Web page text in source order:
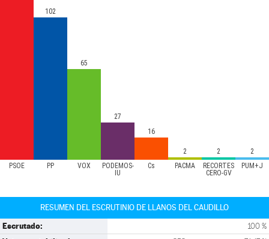
PSOE PP VOX
PODEMOS-
IU
Cs PACMA
RECORTES
CERO-GV
PUM+J
102
65
27
16
2 2 2
RESUMEN DEL ESCRUTINIO DE LLANOS DEL CAUDILLO
Escrutado: 100 %